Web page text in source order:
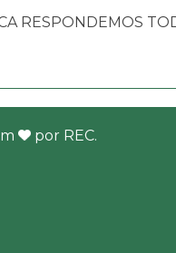
RESPONDEMOS
por REC.